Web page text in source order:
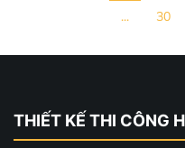
...
30
THIẾT KẾ THI CÔNG